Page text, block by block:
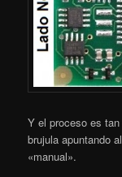
Y el proceso es
brujula apuntando
«manual».